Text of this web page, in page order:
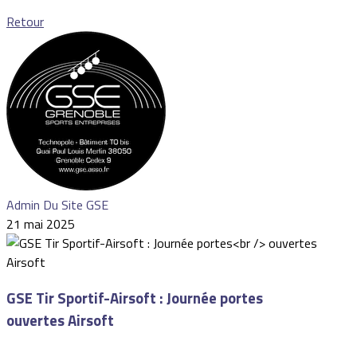
Retour
Admin Du Site GSE
21 mai 2025
GSE Tir Sportif-Airsoft : Journée portes
ouvertes Airsoft